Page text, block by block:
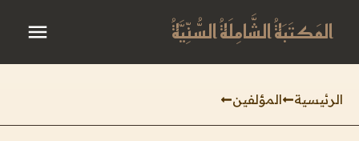
المَكتَبَةُ الشَّامِلَةُ السُّنِّيَّةُ
الرئيسية المؤلفين